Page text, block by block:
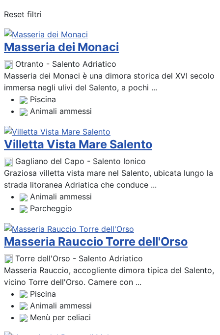
Reset filtri
Masseria dei Monaci
Otranto - Salento Adriatico
Masseria dei Monaci è una dimora storica del XVI secolo
immersa negli ulivi del Salento, a pochi ...
Piscina
Animali ammessi
Villetta Vista Mare Salento
Gagliano del Capo - Salento Ionico
Graziosa villetta vista mare nel Salento, ubicata lungo la
strada litoranea Adriatica che conduce ...
Animali ammessi
Parcheggio
Masseria Rauccio Torre dell'Orso
Torre dell'Orso - Salento Adriatico
Masseria Rauccio, accogliente dimora tipica del Salento,
vicino Torre dell'Orso. Camere con ...
Piscina
Animali ammessi
Menù per celiaci